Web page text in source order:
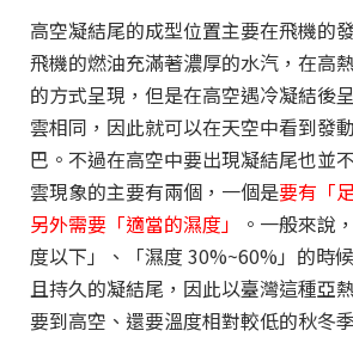
高空凝結尾的成型位置主要在飛機的
飛機的燃油充滿著濃厚的水汽，在高
的方式呈現，但是在高空遇冷凝結後
雲相同，因此就可以在天空中看到發
巴。不過在高空中要出現凝結尾也並
雲現象的主要有兩個，一個是要有「
另外需要「適當的濕度」
。一般來說
度以下」、「濕度 30%~60%」的時
且持久的凝結尾，因此以臺灣這種亞
要到高空、還要溫度相對較低的秋冬